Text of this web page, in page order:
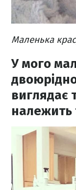
Маленька
У мого
виглядає
належить